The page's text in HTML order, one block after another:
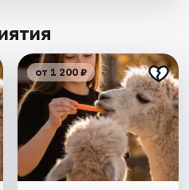
от 1 200 ₽